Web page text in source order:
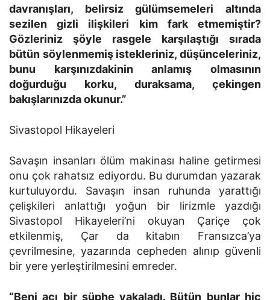
davranışları, belirsiz gülümsemeleri altında
sezilen gizli ilişkileri kim fark etmemiştir?
Gözleriniz şöyle rasgele karşılaştığı sırada
bütün söylenmemiş istekleriniz, düşünceleriniz,
bunu karşınızdakinin anlamış olmasının
doğurduğu korku, duraksama, çekingen
bakışlarınızda okunur.”
Sivastopol Hikayeleri
Savaşın insanları ölüm makinası haline getirmesi
onu çok rahatsız ediyordu. Bu durumdan yazarak
kurtuluyordu. Savaşın insan ruhunda yarattığı
çelişkileri anlattığı yoğun bir lirizmle yazdığı
Sivastopol Hikayeleri’ni okuyan Çariçe çok
etkilenmiş, Çar da kitabın Fransızca’ya
çevrilmesine, yazarında cepheden alınıp güvenli
bir yere yerleştirilmesini emreder.
“Beni acı bir şüphe yakaladı. Bütün bunlar hiç